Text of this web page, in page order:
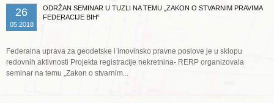
26
05.2018
ODRŽAN SEMINAR U TUZLI NA TEMU „ZAKON O STVARNIM PRAVIMA
FEDERACIJE BIH“
Federalna uprava za geodetske i imovinsko pravne poslove je u sklopu
redovnih aktivnosti Projekta registracije nekretnina- RERP organizovala
seminar na temu „Zakon o stvarnim...Opširnije ...